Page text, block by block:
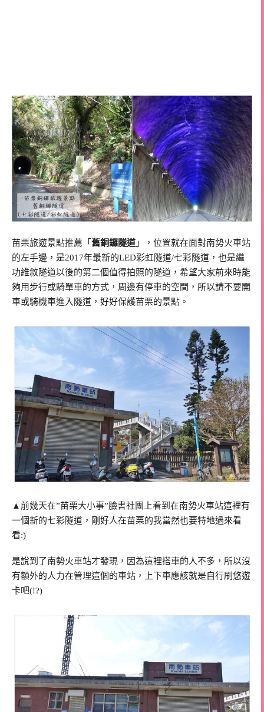
苗栗旅遊景點推薦「 舊銅鑼隧道 」，位置就在面對南勢火車站
的左手邊，是2017年最新的LED彩虹隧道/七彩隧道，也是繼
功維敘隧道以後的第二個值得拍照的隧道，希望大家前來時能
夠用步行或騎單車的方式，周邊有停車的空間，所以請不要開
車或騎機車進入隧道，好好保護苗栗的景點。
▲前幾天在”苗栗大小事”臉書社團上看到在南勢火車站這裡有
一個新的七彩隧道，剛好人在苗栗的我當然也要特地過來看
看:)
是說到了南勢火車站才發現，因為這裡搭車的人不多，所以沒
有額外的人力在管理這個的車站，上下車應該就是自行刷悠遊
卡吧(!?)